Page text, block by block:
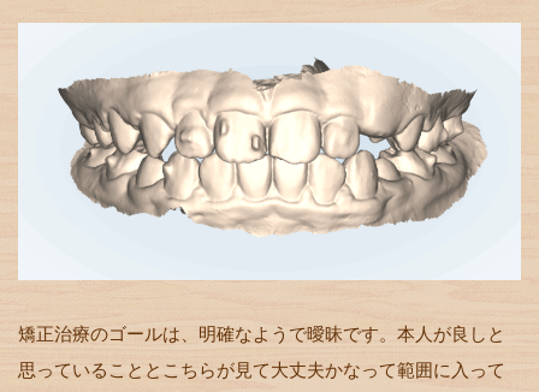
矯正治療のゴールは、明確なようで曖昧です。本人が良しと
思っていることとこちらが見て大丈夫かなって範囲に入って